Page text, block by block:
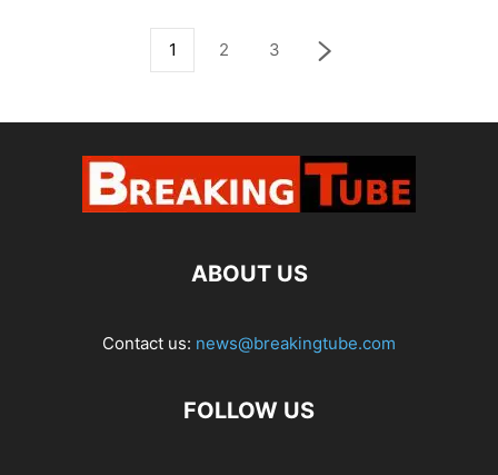
1 2 3
ABOUT US
Contact us: news@breakingtube.com
FOLLOW US